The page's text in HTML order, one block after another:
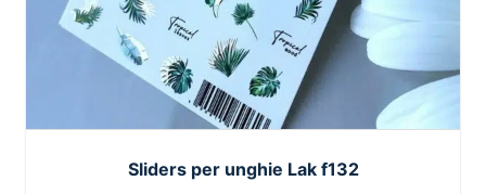
Sliders per unghie Lak f132